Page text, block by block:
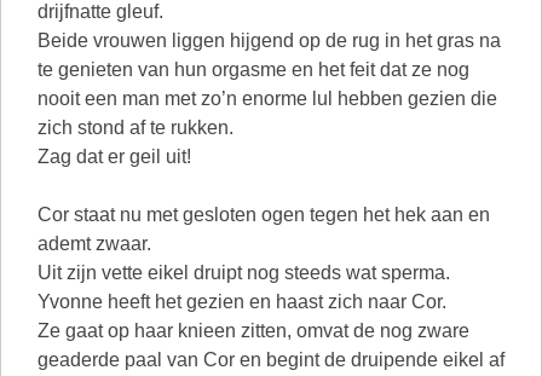
drijfnatte gleuf.
Beide vrouwen liggen hijgend op de rug in het gras na
te genieten van hun orgasme en het feit dat ze nog
nooit een man met zo’n enorme lul hebben gezien die
zich stond af te rukken.
Zag dat er geil uit!
Cor staat nu met gesloten ogen tegen het hek aan en
ademt zwaar.
Uit zijn vette eikel druipt nog steeds wat sperma.
Yvonne heeft het gezien en haast zich naar Cor.
Ze gaat op haar knieen zitten, omvat de nog zware
geaderde paal van Cor en begint de druipende eikel af